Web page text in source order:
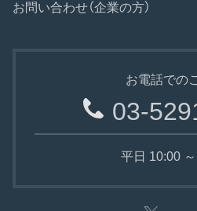
お問い合わせ（企業の方）
お電話での
03-
平日 10:00